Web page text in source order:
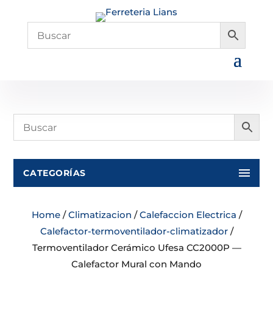
CATEGORÍAS
Home/Climatizacion /Calefaccion Electrica /
Calefactor-termoventilador-climatizador/
Termoventilador Cerámico Ufesa CC2000P —
Calefactor Mural con Mando